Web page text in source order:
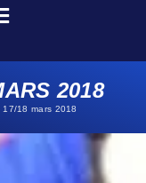
2018
17/18 mars 2018